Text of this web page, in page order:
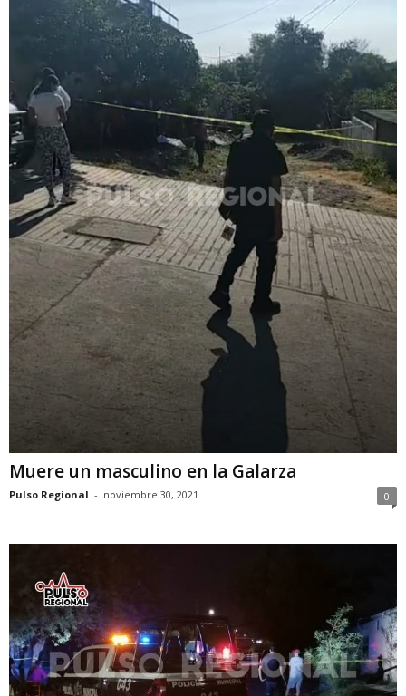
Muere un masculino en la Galarza
Pulso Regional - noviembre 30, 2021 0